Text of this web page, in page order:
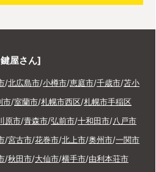
屋さん]
/北広島市/小樽市/恵庭市/千歳市/苫小
市/室蘭市/札幌市西区/札幌市手稲区
原市/青森市/弘前市/十和田市/八戸市
/宮古市/花巻市/北上市/奥州市/一関市
/秋田市/大仙市/横手市/由利本荘市